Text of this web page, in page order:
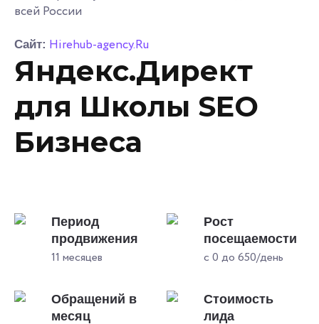
всей России
Сайт: Hirehub-agency.Ru
Яндекс.Директ
для Школы SEO
Бизнеса
Период
продвижения
11 месяцев
Рост
посещаемости
с 0 до 650/день
Обращений в
месяц
Стоимость
лида